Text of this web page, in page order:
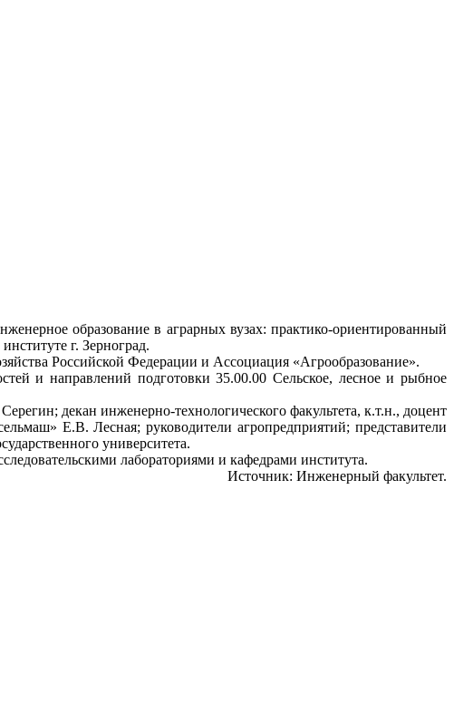
образование в аграрных вузах: практико-ориентированный
г. Зерноград.
Российской Федерации и Ассоциация «Агрообразование».
и направлений подготовки 35.00.00 Сельское, лесное и рыбное
декан инженерно-технологического факультета, к.т.н., доцент
Е.В. Лесная; руководители агропредприятий; представители
университета.
лабораториями и кафедрами института.
Источник: Инженерный факультет.